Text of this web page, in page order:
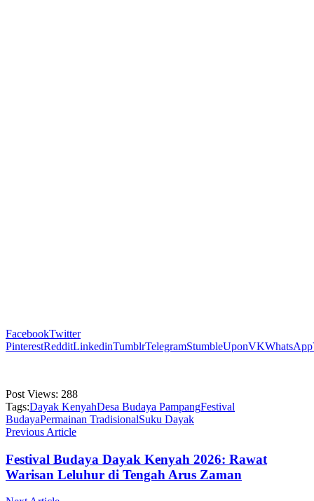
FacebookTwitter
PinterestRedditLinkedinTumblrTelegramStumbleUponVKWhatsApp
Post Views: 288
Tags:Dayak KenyahDesa Budaya PampangFestival
BudayaPermainan TradisionalSuku Dayak
Previous Article
Festival Budaya Dayak Kenyah 2026: Rawat
Warisan Leluhur di Tengah Arus Zaman